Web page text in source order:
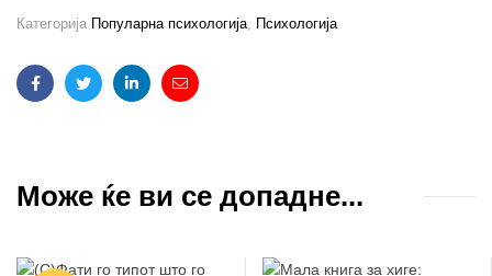
Категорија Популарна психологија, Психологија
FacebookTwitterLinkedinEmail
Може ќе ви се допадне...